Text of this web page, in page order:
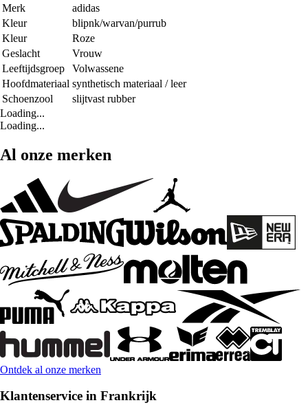
Merk
adidas
Kleur
blipnk/warvan/purrub
Kleur
Roze
Geslacht
Vrouw
Leeftijdsgroep
Volwassene
Hoofdmateriaal synthetisch materiaal / leer
Schoenzool
slijtvast rubber
Loading...
Loading...
Al onze merken
Ontdek al onze merken
Klantenservice in Frankrijk